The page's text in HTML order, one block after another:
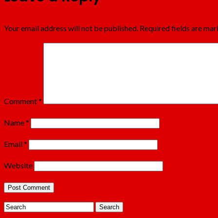
Your email address will not be published. Required fields are
Comment*
Name*
Email*
Website